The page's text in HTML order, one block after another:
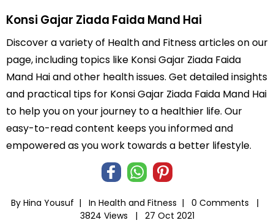
Konsi Gajar Ziada Faida Mand Hai
Discover a variety of Health and Fitness articles on our
page, including topics like Konsi Gajar Ziada Faida
Mand Hai and other health issues. Get detailed insights
and practical tips for Konsi Gajar Ziada Faida Mand Hai
to help you on your journey to a healthier life. Our
easy-to-read content keeps you informed and
empowered as you work towards a better lifestyle.
By Hina Yousuf | In Health and Fitness |
0 Comments |
3824 Views |
27 Oct 2021